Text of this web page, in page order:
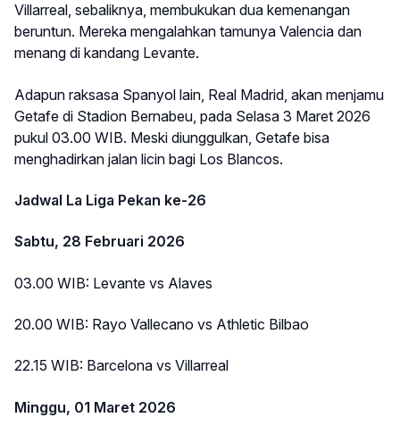
Villarreal, sebaliknya, membukukan dua kemenangan
beruntun. Mereka mengalahkan tamunya Valencia dan
menang di kandang Levante.
Adapun raksasa Spanyol lain, Real Madrid, akan menjamu
Getafe di Stadion Bernabeu, pada Selasa 3 Maret 2026
pukul 03.00 WIB. Meski diunggulkan, Getafe bisa
menghadirkan jalan licin bagi Los Blancos.
Jadwal La Liga Pekan ke-26
Sabtu, 28 Februari 2026
03.00 WIB: Levante vs Alaves
20.00 WIB: Rayo Vallecano vs Athletic Bilbao
22.15 WIB: Barcelona vs Villarreal
Minggu, 01 Maret 2026